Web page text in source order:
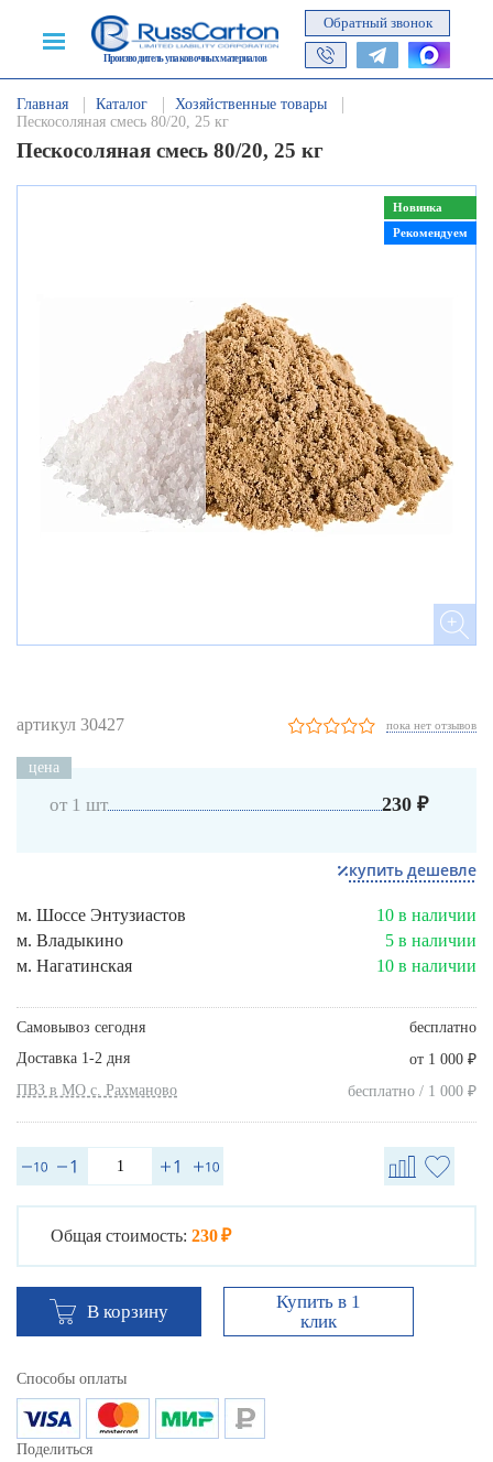
Производитель упаковочных материалов
Обратный звонок
Главная Каталог
Хозяйственные товары
Пескосоляная смесь 80/20, 25 кг
Пескосоляная смесь 80/20, 25 кг
Новинка
Рекомендуем
артикул 30427 пока нет отзывов
цена
от 1 шт 230 ₽
купить дешевле
м. Шоссе Энтузиастов
10 в наличии
м. Владыкино
5 в наличии
м. Нагатинская
10 в наличии
Самовывоз сегодня
бесплатно
Доставка 1-2 дня
от 1 000 ₽
ПВЗ в МО с. Рахманово бесплатно / 1 000 ₽
Общая стоимость: 230 ₽
В корзину
Купить в 1
клик
Способы оплаты
Поделиться